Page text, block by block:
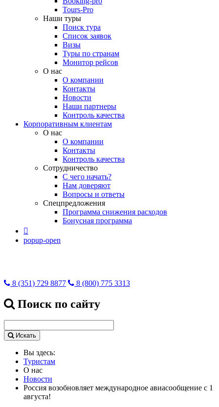
Tours-Pro
Наши туры
Поиск тура
Список заявок
Визы
Туры по странам
Монитор рейсов
О нас
О компании
Контакты
Новости
Наши партнеры
Контроль качества
Корпоративным клиентам
О нас
О компании
Контакты
Контроль качества
Сотрудничество
С чего начать?
Нам доверяют
Вопросы и ответы
Спецпредложения
Программа снижения расходов
Бонусная программа

popup-open
8 (351) 729 8877 8 (800) 775 3313
Поиск по сайту
Искать
Вы здесь:
Туристам
О нас
Новости
Россия возобновляет международное авиасообщение с 1
августа!